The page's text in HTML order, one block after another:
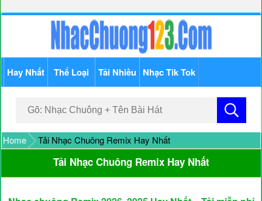
Hay Nhất Thể Loại Tải Nhiều Nhạc Tik Tok
Home Tải Nhạc Chuông Remix Hay Nhất
Tải Nhạc Chuông Remix Hay Nhất